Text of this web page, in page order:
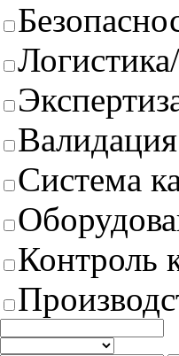
Валидация
Система
Контроль